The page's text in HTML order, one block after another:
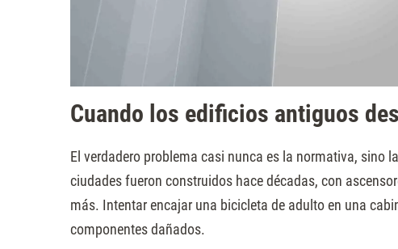
Cuando los edificios antiguos
El verdadero problema casi nunca es la normativa, sino la
ciudades fueron construidos hace décadas, con
más. Intentar encajar una bicicleta de adulto en una
componentes dañados.